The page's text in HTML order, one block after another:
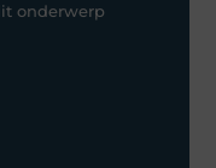
onderwerp